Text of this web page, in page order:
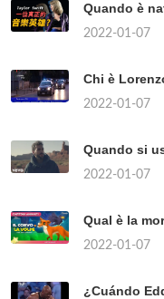
Quando è
2022-01-07
Chi è
2022-01-07
Quando si
2022-01-07
Qual è la
2022-01-07
¿Cuándo